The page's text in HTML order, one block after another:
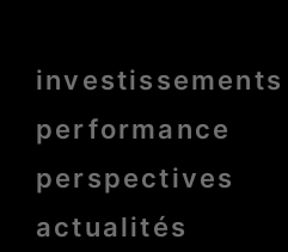
Menu
bold
investissements
performance
perspectives
actualités